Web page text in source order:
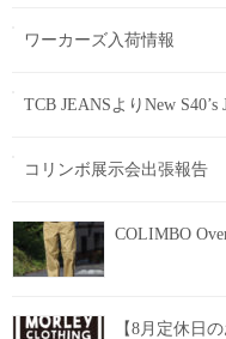
ワーカーズ入荷情報
TCB JEANSよりNew S40’s
コリンボ展示会出張報告
COLIMBO
【8月定休日